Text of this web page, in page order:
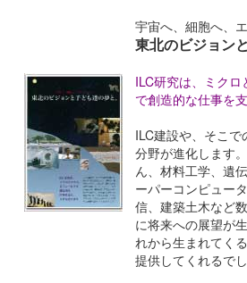
宇宙へ、細胞へ、
東北のビジョン
ILC研究は、ミク
で創造的な仕事を
ILC建設や、そこ
分野が進化します
ん、材料工学、遺
ーパーコンピュー
信、建築土木など
に将来への展望が
れから生まれてく
提供してくれるでし